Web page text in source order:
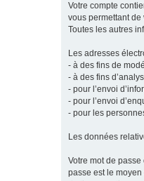
Votre compte
vous permettant
Toutes les autres
Les adresses
- à des fins de
- à des fins
- pour l’envoi
- pour l’envoi
- pour les
Les données
Votre mot de
passe est le